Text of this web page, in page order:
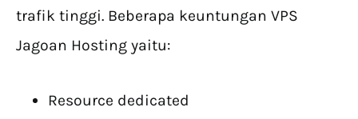
trafik tinggi. Beberapa keuntungan VPS
Jagoan Hosting yaitu:
Resource dedicated